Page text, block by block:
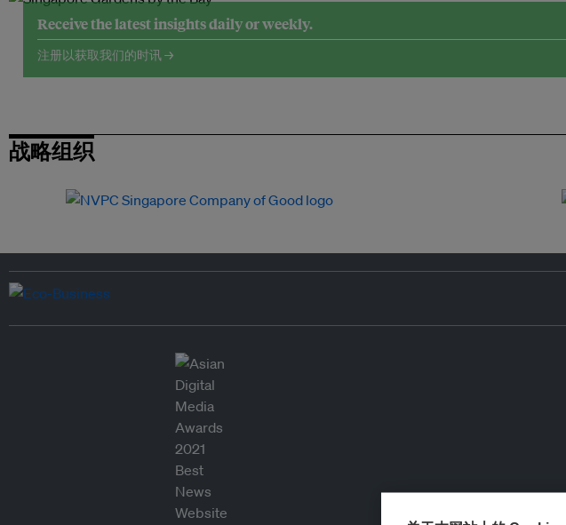
Receive the latest insights daily or weekly.
注册以获取我们的时讯 →
战略组织